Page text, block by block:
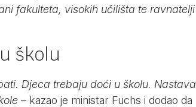
fakulteta, visokih učilišta te ravnatelji
školu
Djeca trebaju doći u školu. Nastava
–kazao je ministar Fuchs i dodao da